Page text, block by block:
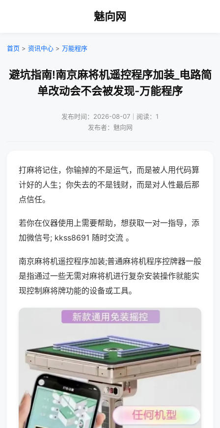
魅向网
首页 > 资讯中心 > 万能程序
避坑指南!南京麻将机遥控程序加装_电路简
单改动会不会被发现-万能程序
发布时间：2026-08-07｜阅读：1
发布者：魅向网
打麻将记住，你输掉的不是运气，而是被人用代码算
计好的人生；你失去的不是钱财，而是对人性最后那
点信任。
若你在仪器使用上需要帮助，想获取一对一指导，添
加微信号; kkss8691 随时交流 。
南京麻将机遥控程序加装;普通麻将机程序控牌器一般
是指通过一些无需对麻将机进行复杂安装操作就能实
现控制麻将牌功能的设备或工具。